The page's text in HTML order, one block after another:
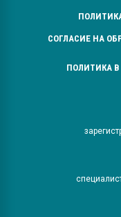
СОГЛАСИЕ НА
ПОЛИТИКА В